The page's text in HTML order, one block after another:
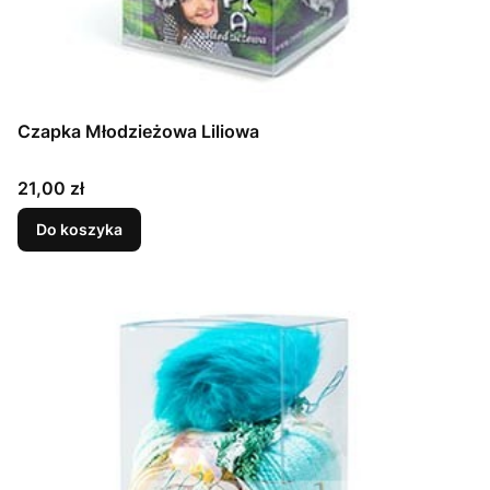
Czapka Młodzieżowa Liliowa
Cena
21,00 zł
Do koszyka